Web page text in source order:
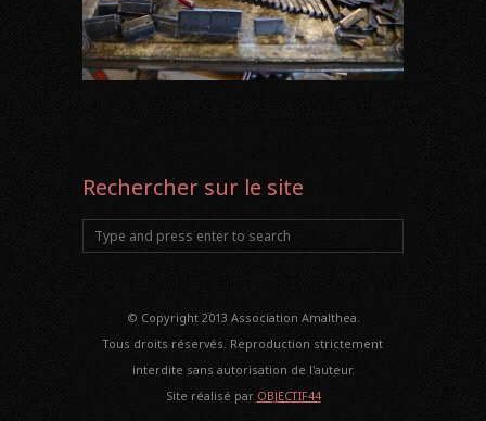
Rechercher sur le site
© Copyright 2013 Association Amalthea.
Tous droits réservés. Reproduction strictement
interdite sans autorisation de l'auteur.
Site réalisé par OBJECTIF44